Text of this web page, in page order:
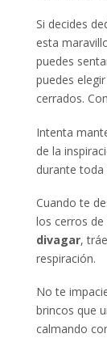
Si decides
esta
puedes
puedes
cerrados.
Intenta
de la
durante toda
Cuando te
los cerros de
divagar,
respiración.
No te
brincos que
calmando